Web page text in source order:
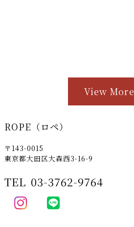
View More
ROPE（ロペ）
〒143-0015
東京都大田区大森西3-16-9
TEL 03-3762-9764